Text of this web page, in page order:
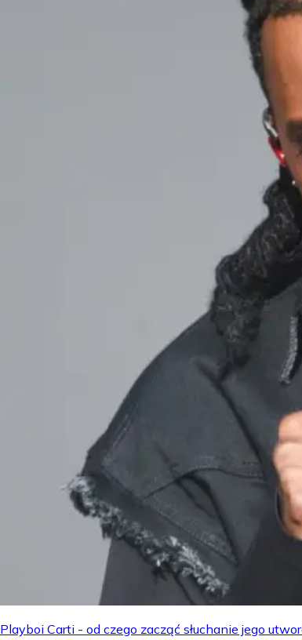
Playboi Carti - od czego zacząć słuchanie jego